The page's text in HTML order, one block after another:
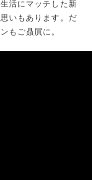
活にマッチした新
いもあります。だ
もご贔屓に。